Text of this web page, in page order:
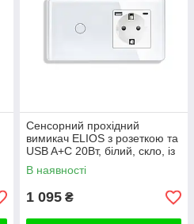
Сенсорний прохідний
вимикач ELIOS з розеткою та
USB A+C 20Вт, білий, скло, із
заземленням і шторками,
16А 230В
В наявності
1 095 ₴